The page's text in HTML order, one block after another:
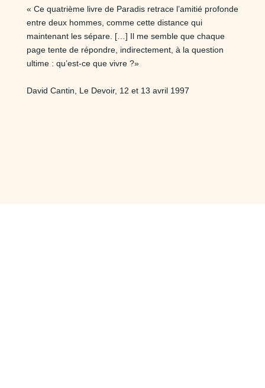
« Ce quatrième livre de Paradis retrace l’amitié profonde
entre deux hommes, comme cette distance qui
maintenant les sépare. […] Il me semble que chaque
page tente de répondre, indirectement, à la question
ultime : qu’est-ce que vivre ?»
David Cantin, Le Devoir, 12 et 13 avril 1997